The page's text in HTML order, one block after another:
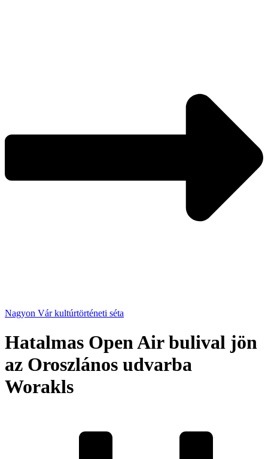
Nagyon Vár kultúrtörténeti séta
Hatalmas Open Air bulival jön
az Oroszlános udvarba
Worakls